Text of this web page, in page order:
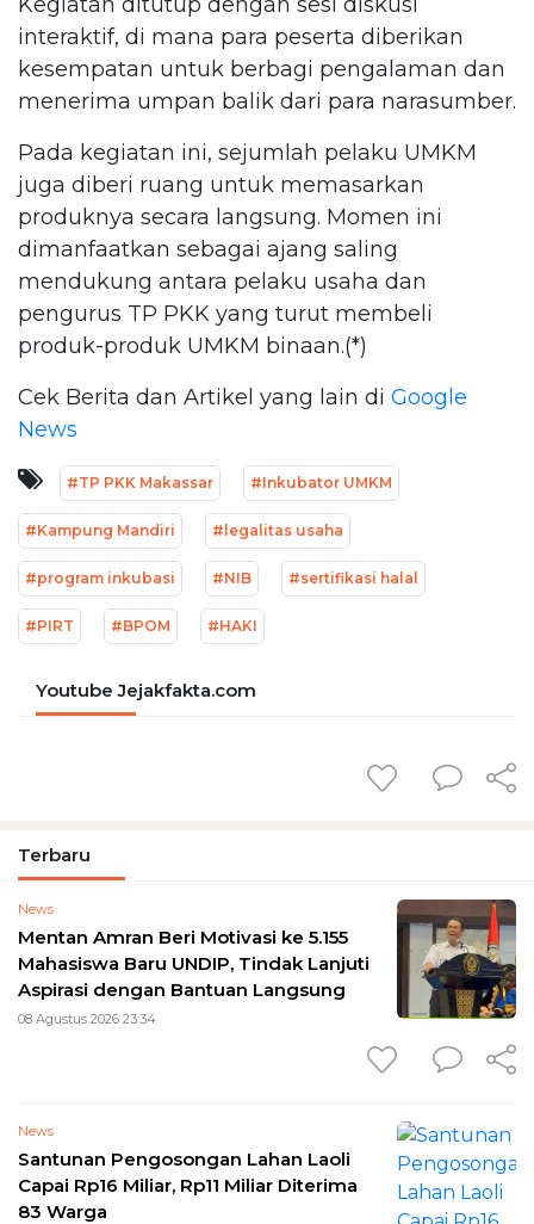
interaktif, di mana para peserta diberikan
kesempatan untuk berbagi pengalaman dan
menerima umpan balik dari para narasumber.
Pada kegiatan ini, sejumlah pelaku UMKM
juga diberi ruang untuk memasarkan
produknya secara langsung. Momen ini
dimanfaatkan sebagai ajang saling
mendukung antara pelaku usaha dan
pengurus TP PKK yang turut membeli
produk-produk UMKM binaan.(*)
Cek Berita dan Artikel yang lain di Google
News
#TP PKK Makassar #Inkubator UMKM
#Kampung Mandiri #legalitas usaha
#program inkubasi #NIB #sertifikasi halal
#PIRT #BPOM #HAKI
Youtube Jejakfakta.com
Terbaru
News
Mentan Amran Beri Motivasi ke 5.155
Mahasiswa Baru UNDIP, Tindak Lanjuti
Aspirasi dengan Bantuan Langsung
08 Agustus 2026 23:34
News
Santunan Pengosongan Lahan Laoli
Capai Rp16 Miliar, Rp11 Miliar Diterima
83 Warga